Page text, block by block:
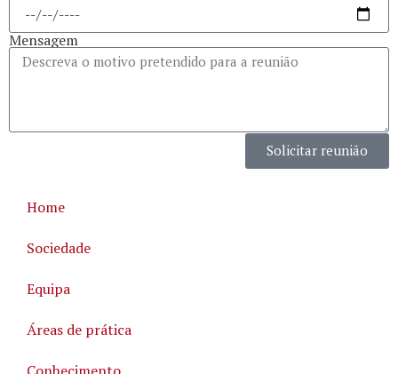
Mensagem
Solicitar reunião
Home
Sociedade
Equipa
Áreas de prática
Conhecimento